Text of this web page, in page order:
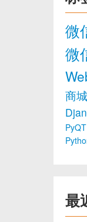
微
微
商城
PyQT
最